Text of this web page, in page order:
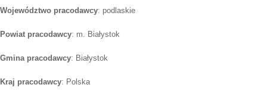
Województwo pracodawcy: podlaskie
Powiat pracodawcy: m. Białystok
Gmina pracodawcy: Białystok
Kraj pracodawcy: Polska